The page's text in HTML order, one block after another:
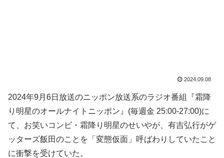
2024.09.08
2024年9月6日放送のニッポン放送系のラジオ番組『霜降
り明星のオールナイトニッポン』(毎週金 25:00-27:00)に
て、お笑いコンビ・霜降り明星のせいやが、有吉弘行がゲ
ッターズ飯田のことを「変態仮面」呼ばわりしていたこと
に衝撃を受けていた。